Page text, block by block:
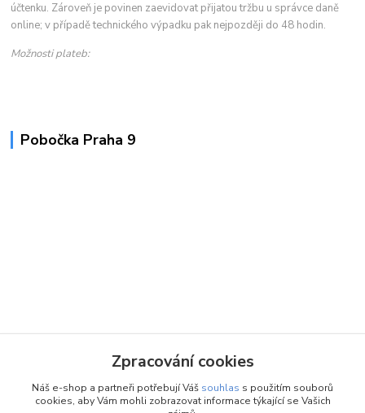
účtenku. Zároveň je povinen zaevidovat přijatou tržbu u správce daně
online; v případě technického výpadku pak nejpozději do 48 hodin.
Možnosti plateb:
Pobočka Praha 9
Zpracování cookies
Náš e-shop a partneři potřebují Váš souhlas s použitím souborů
cookies, aby Vám mohli zobrazovat informace týkající se Vašich